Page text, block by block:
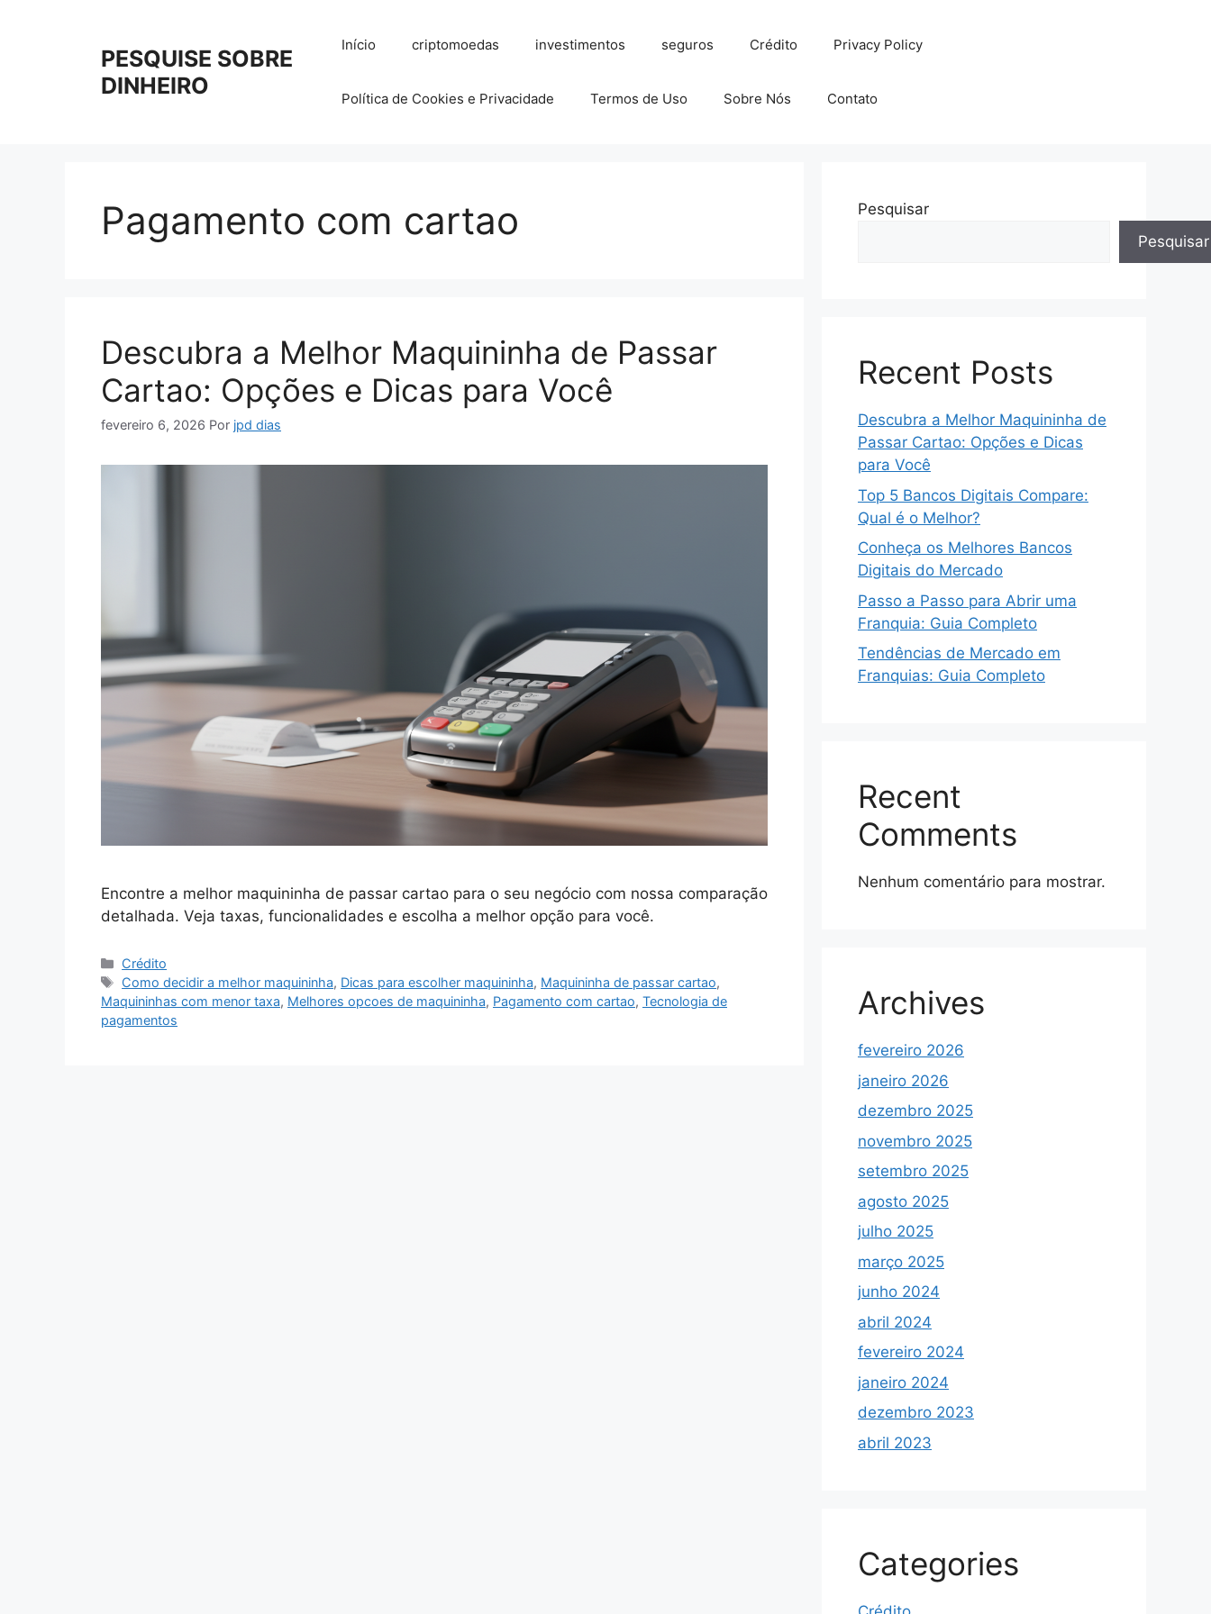
PESQUISE SOBRE
DINHEIRO
Início criptomoedas investimentos seguros Crédito Privacy Policy
Política de Cookies e Privacidade Termos de Uso Sobre Nós Contato
Pagamento com cartao
Descubra a Melhor Maquininha de Passar
Cartao: Opções e Dicas para Você
fevereiro 6, 2026 Por jpd dias
Encontre a melhor maquininha de passar cartao para o seu negócio com nossa comparação
detalhada. Veja taxas, funcionalidades e escolha a melhor opção para você.
Categorias
Crédito
Tags
Como decidir a melhor maquininha, Dicas para escolher maquininha, Maquininha de passar cartao,
Maquininhas com menor taxa, Melhores opcoes de maquininha, Pagamento com cartao, Tecnologia de
pagamentos
Pesquisar
Pesquisar
Recent Posts
Descubra a Melhor Maquininha de
Passar Cartao: Opções e Dicas
para Você
Top 5 Bancos Digitais Compare:
Qual é o Melhor?
Conheça os Melhores Bancos
Digitais do Mercado
Passo a Passo para Abrir uma
Franquia: Guia Completo
Tendências de Mercado em
Franquias: Guia Completo
Recent
Comments
Nenhum comentário para mostrar.
Archives
fevereiro 2026
janeiro 2026
dezembro 2025
novembro 2025
setembro 2025
agosto 2025
julho 2025
março 2025
junho 2024
abril 2024
fevereiro 2024
janeiro 2024
dezembro 2023
abril 2023
Categories